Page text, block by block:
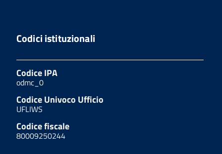
Codici istituzionali
Codice IPA
odmc_0
Codice Univoco Ufficio
UFLIWS
Codice fiscale
80009250244